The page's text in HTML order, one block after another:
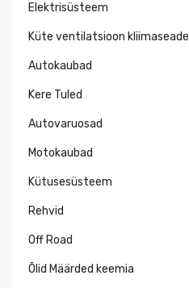
Elektrisüsteem
Küte ventilatsioon kliimaseade
Autokaubad
Kere Tuled
Autovaruosad
Motokaubad
Kütusesüsteem
Rehvid
Off Road
Õlid Määrded keemia